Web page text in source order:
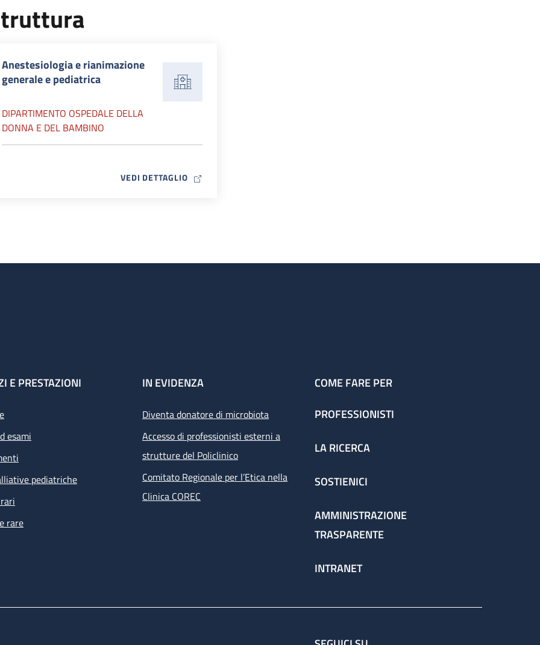
Anestesiologia e rianimazione
generale e pediatrica
DIPARTIMENTO OSPEDALE DELLA
DONNA E DEL BAMBINO
VEDI DETTAGLIOMAP ICON
E PRESTAZIONI
esami
pediatriche
rare
IN EVIDENZA
Diventa donatore di microbiota
Accesso di professionisti esterni a
strutture del Policlinico
Comitato Regionale per l’Etica nella
Clinica COREC
COME FARE PER
PROFESSIONISTI
LA RICERCA
SOSTIENICI
AMMINISTRAZIONE
TRASPARENTE
INTRANET